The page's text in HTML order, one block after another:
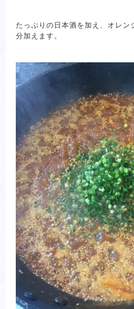
たっぷりの日本酒を加え、オレン
分加えます。